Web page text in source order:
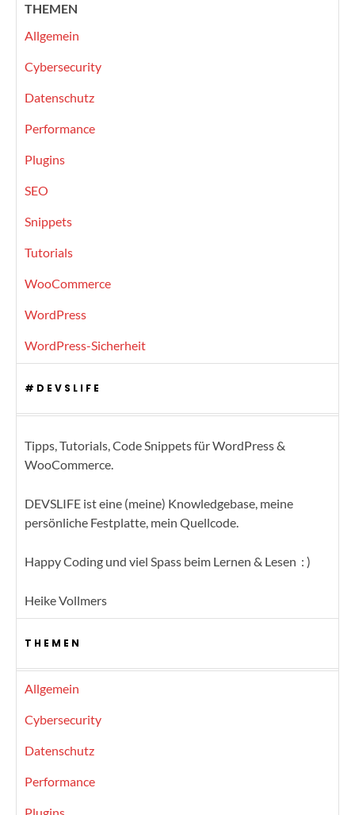
THEMEN
Allgemein
Cybersecurity
Datenschutz
Performance
Plugins
SEO
Snippets
Tutorials
WooCommerce
WordPress
WordPress-Sicherheit
#DEVSLIFE
Tipps, Tutorials, Code Snippets für WordPress &
WooCommerce.
DEVSLIFE ist eine (meine) Knowledgebase, meine
persönliche Festplatte, mein Quellcode.
Happy Coding und viel Spass beim Lernen & Lesen : )
Heike Vollmers
THEMEN
Allgemein
Cybersecurity
Datenschutz
Performance